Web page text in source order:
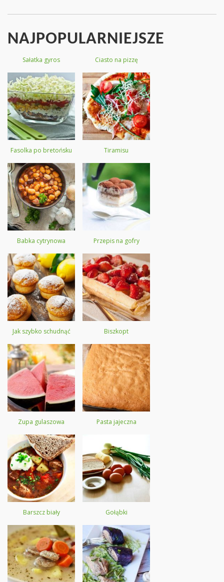
NAJPOPULARNIEJSZE
Sałatka gyros Ciasto na pizzę
Fasolka po bretońsku Tiramisu
Babka cytrynowa Przepis na gofry
Jak szybko schudnąć Biszkopt
Zupa gulaszowa Pasta jajeczna
Barszcz biały Gołąbki